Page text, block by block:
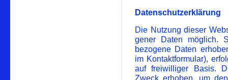
Datenschutzerklärung
Die Nutzung dieser
gener Daten möglich.
bezogene Daten
im Kontaktformular),
auf freiwilliger Basis.
Zweck erhoben, um